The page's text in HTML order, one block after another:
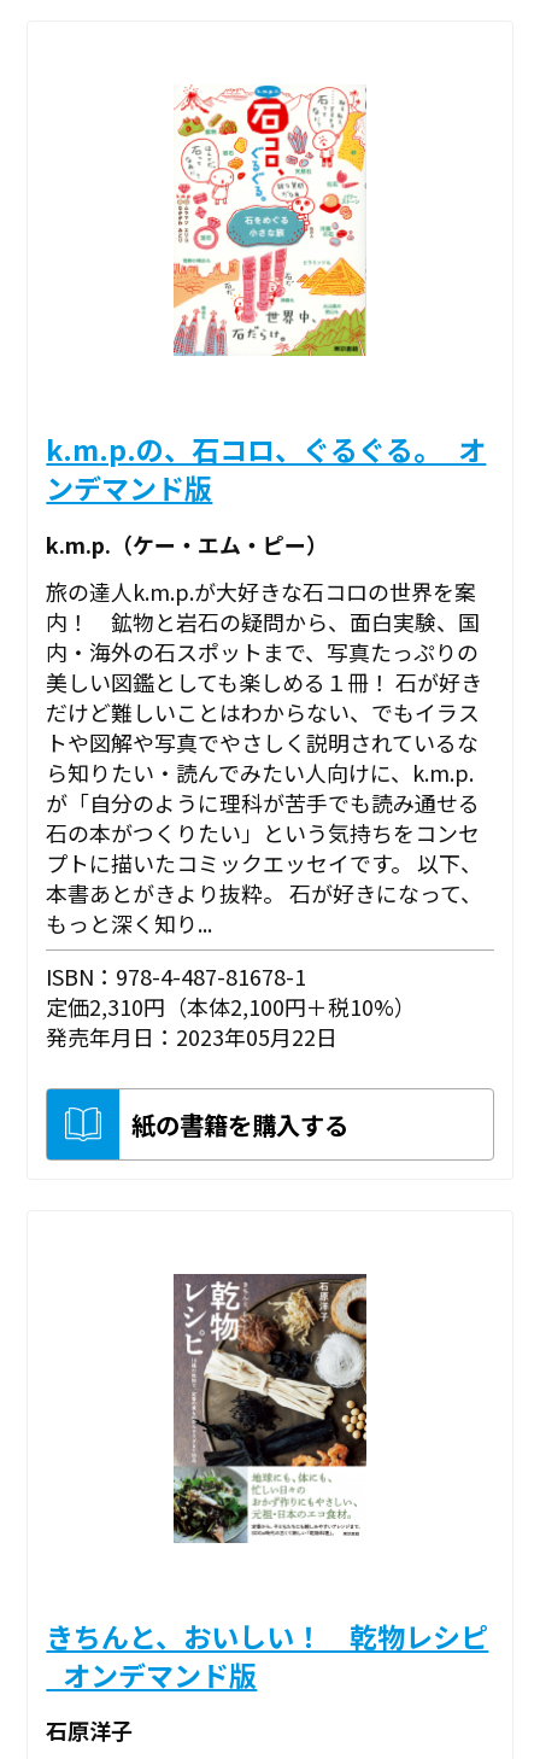
k.m.p.の、石コロ、ぐるぐる。_オ
ンデマンド版
k.m.p.（ケー・エム・ピー）
旅の達人k.m.p.が大好きな石コロの世界を案
内！ 鉱物と岩石の疑問から、面白実験、国
内・海外の石スポットまで、写真たっぷりの
美しい図鑑としても楽しめる１冊！ 石が好き
だけど難しいことはわからない、でもイラス
トや図解や写真でやさしく説明されているな
ら知りたい・読んでみたい人向けに、k.m.p.
が「自分のように理科が苦手でも読み通せる
石の本がつくりたい」という気持ちをコンセ
プトに描いたコミックエッセイです。 以下、
本書あとがきより抜粋。 石が好きになって、
もっと深く知り...
ISBN：978-4-487-81678-1
定価2,310円（本体2,100円＋税10%）
発売年月日：2023年05月22日
紙の書籍を購入する
きちんと、おいしい！ 乾物レシピ
_オンデマンド版
石原洋子